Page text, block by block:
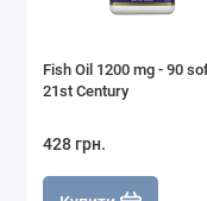
Fish Oil 1200 mg - 90
21st Century
428 грн.